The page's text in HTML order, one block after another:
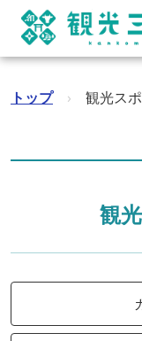
トップ › 観光ス
観